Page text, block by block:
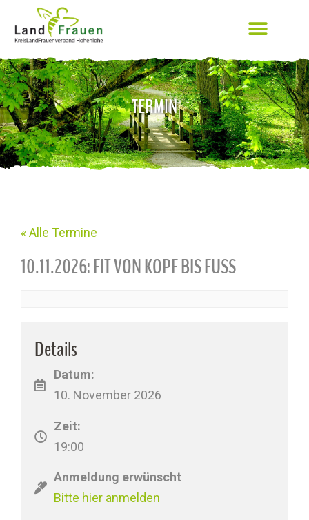
TERMIN
« Alle Termine
10.11.2026: FIT VON KOPF BIS FUSS
Details
Datum:
10. November 2026
Zeit:
19:00
Anmeldung erwünscht
Bitte hier anmelden